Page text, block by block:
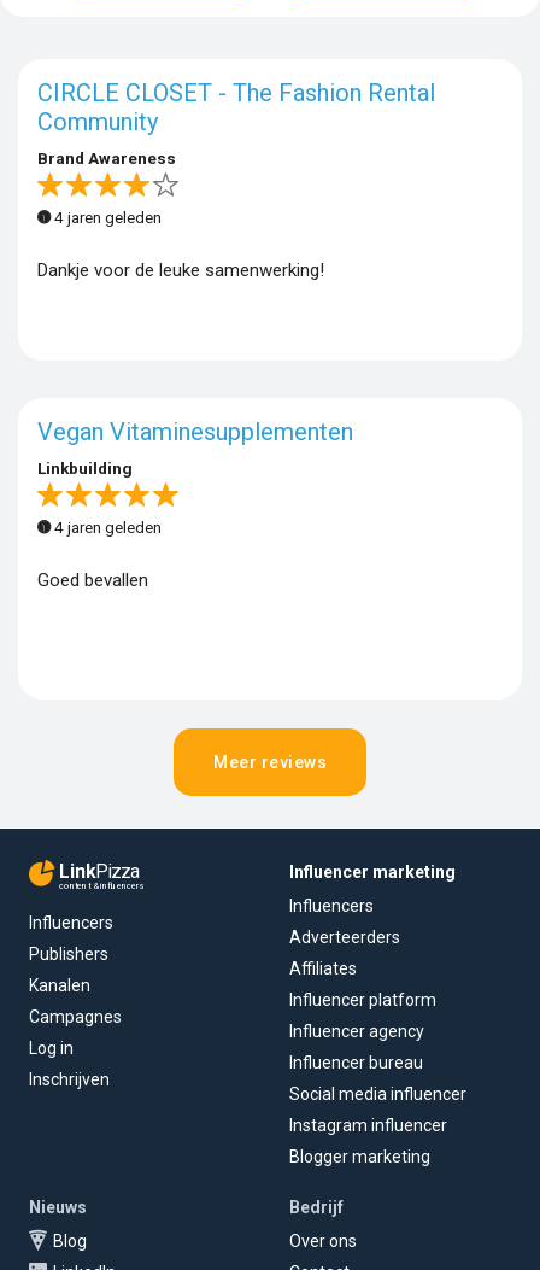
CIRCLE CLOSET - The Fashion Rental
Community
Brand Awareness
4 jaren geleden
Dankje voor de leuke samenwerking!
Vegan Vitaminesupplementen
Linkbuilding
4 jaren geleden
Goed bevallen
Meer reviews
LinkPizza
content & influencers
Influencers
Publishers
Kanalen
Campagnes
Log in
Inschrijven
Influencer marketing
Influencers
Adverteerders
Affiliates
Influencer platform
Influencer agency
Influencer bureau
Social media influencer
Instagram influencer
Blogger marketing
Nieuws
Blog
Bedrijf
Over ons